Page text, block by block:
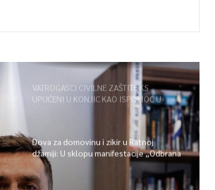
VATROGASCI CIVILNE ZAŠTITE KS
UPUĆENI U KONJIC KAO ISPOMOĆ U
Dova za domovinu i zikir u Ratnoj
džamiji: U sklopu manifestacije „Odbrana
BiH – Igman 2026“ odana počast
herojima